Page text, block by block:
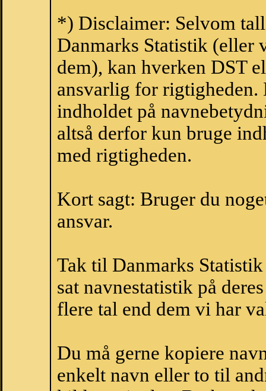
*) Disclaimer: Selvom
Danmarks Statistik (eller
dem), kan hverken DST
ansvarlig for
indholdet på
altså derfor kun bruge
med rigtigheden.
Kort sagt: Bruger du
ansvar.
Tak til Danmarks
sat navnestatistik på
flere tal end dem vi har
Du må gerne kopiere
enkelt navn eller to til